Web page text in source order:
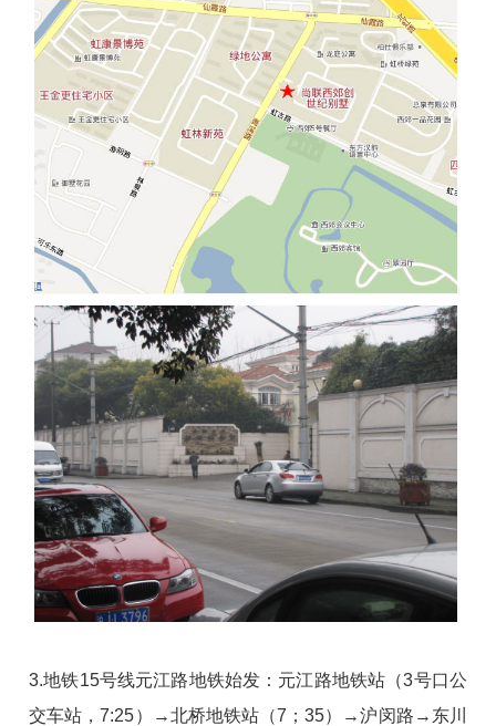
3.地铁15号线元江路地铁始发：元江路地铁站（3号口公
交车站，7:25）→北桥地铁站（7；35）→沪闵路→东川